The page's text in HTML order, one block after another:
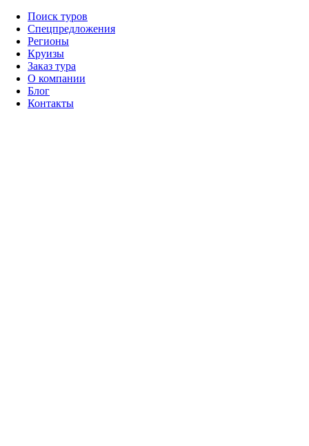
Поиск туров
Спецпредложения
Регионы
Круизы
Заказ тура
О компании
Блог
Контакты